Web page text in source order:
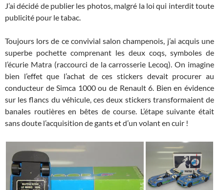
J’ai décidé de publier les photos, malgré la loi qui interdit toute
publicité pour le tabac.
Toujours lors de ce convivial salon champenois, j’ai acquis une
superbe pochette comprenant les deux coqs, symboles de
l’écurie Matra (raccourci de la carrosserie Lecoq). On imagine
bien l’effet que l’achat de ces stickers devait procurer au
conducteur de Simca 1000 ou de Renault 6. Bien en évidence
sur les flancs du véhicule, ces deux stickers transformaient de
banales routières en bêtes de course. L’étape suivante était
sans doute l’acquisition de gants et d’un volant en cuir !